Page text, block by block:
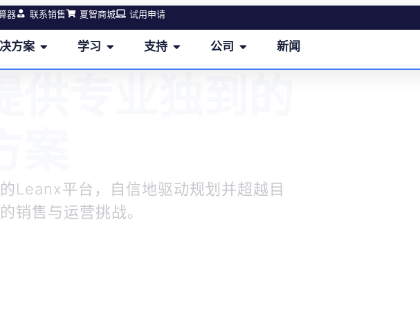
器 联系销售 夏智商城 试用申请
方案 学习 支持 公司 新闻
Leanx平台，自信地驱动规划并超越目
销售与运营挑战。